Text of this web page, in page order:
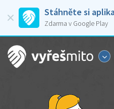
Stáhněte si
Zdarma v Google Play